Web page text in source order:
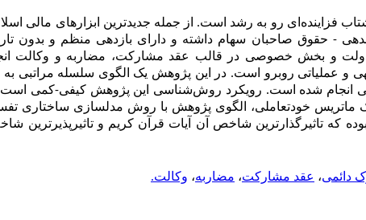
فزاینده‌ای رو به رشد است. از جمله جدیدترین ابزارهای مالی
- حقوق صاحبان سهام داشته و دارای بازدهی منظم و بدون
دولت و بخش خصوصی در قالب عقد مشارکت، مضاربه و وکالت
و عملیاتی روبرو است. در این پژوهش یک الگوی سلسله مراتبی
انجام شده است. رویکرد روش‌شناسی این پژوهش کیفی-کمی
ماتریس خودتعاملی، الگوی پژوهش با روش مدلسازی ساختاری
پژوهش، الگویی 9 سطحی بوده که تاثیرگذارترین شاخص آن آیات قرآن کریم و
دائمی، عقد مشارکت، مضاربه، وکالت.